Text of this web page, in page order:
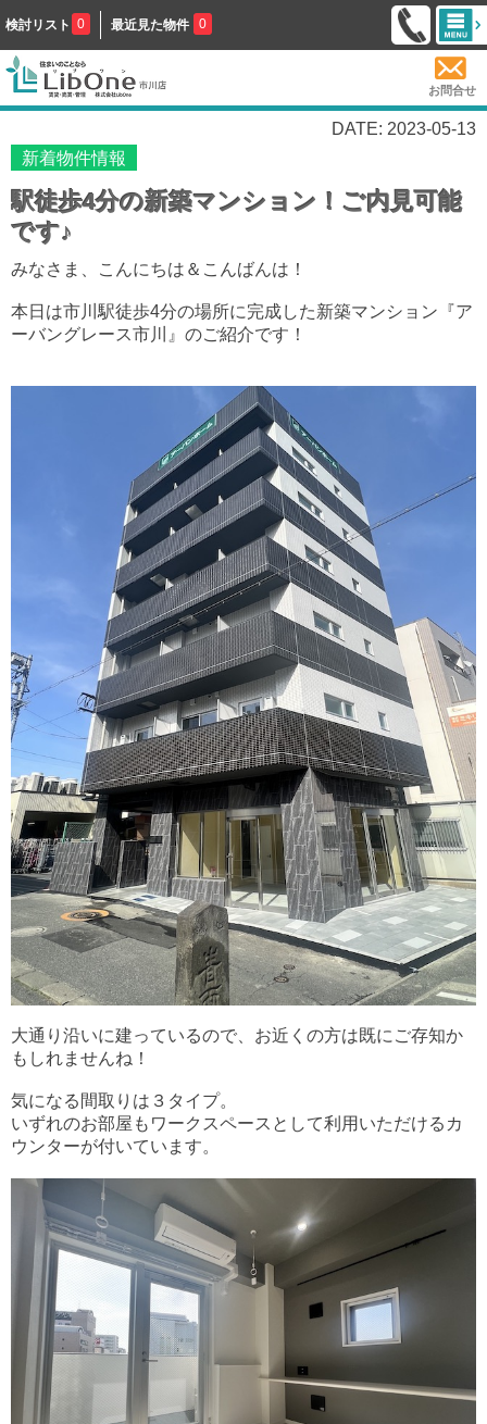
検討リスト 0 最近見た物件 0
お問合せ
DATE: 2023-05-13
新着物件情報
駅徒歩4分の新築マンション！ご内見可能
です♪
みなさま、こんにちは＆こんばんは！
本日は市川駅徒歩4分の場所に完成した新築マンション『ア
ーバングレース市川』のご紹介です！
大通り沿いに建っているので、お近くの方は既にご存知か
もしれませんね！
気になる間取りは３タイプ。
いずれのお部屋もワークスペースとして利用いただけるカ
ウンターが付いています。